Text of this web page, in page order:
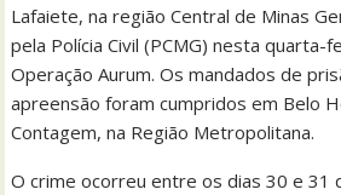
Lafaiete, na região Central de Minas
pela Polícia Civil (PCMG) nesta quarta-
Operação Aurum. Os mandados de
apreensão foram cumpridos em Belo
Contagem, na Região Metropolitana.
O crime ocorreu entre os dias 30 e 31